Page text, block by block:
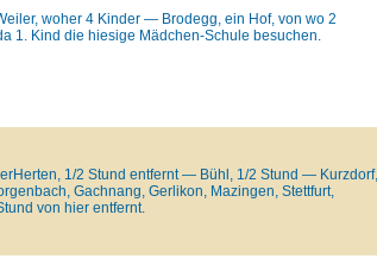
woher 4 Kinder — Brodegg, ein Hof, von wo 2
1. Kind die hiesige Mädchen-Schule besuchen.
1/2 Stund entfernt — Bühl, 1/2 Stund — Kurzdorf,
Gachnang, Gerlikon, Mazingen, Stettfurt,
von hier entfernt.